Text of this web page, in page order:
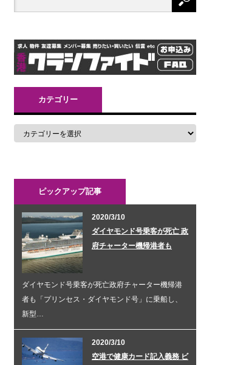
カテゴリー
ピックアップ記事
2020/3/10
ダイヤモンド号乗客が死亡 政
府チャーター機帰港者も
ダイヤモンド号乗客が死亡政府チャーター機帰港
者も「プリンセス・ダイヤモンド号」に乗船し、
新型…
2020/3/10
空港で健康カード記入義務 ビ